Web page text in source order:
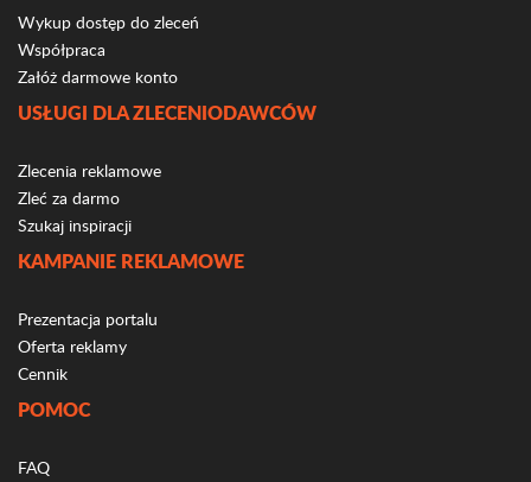
Wykup dostęp do zleceń
Współpraca
Załóż darmowe konto
USŁUGI DLA ZLECENIODAWCÓW
Zlecenia reklamowe
Zleć za darmo
Szukaj inspiracji
KAMPANIE REKLAMOWE
Prezentacja portalu
Oferta reklamy
Cennik
POMOC
FAQ